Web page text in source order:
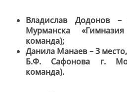
Владислав Додонов
Мурманска
команда);
Данила Манаев – 3
Б.Ф. Сафонова г.
команда).